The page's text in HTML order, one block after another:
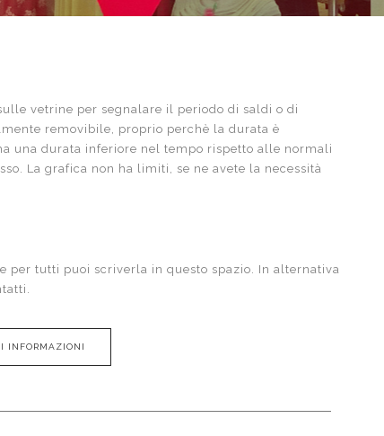
vetrine per segnalare il periodo di saldi o di
removibile, proprio perchè la durata è
una durata inferiore nel tempo rispetto alle normali
La grafica non ha limiti, se ne avete la necessità
per tutti puoi scriverla in questo spazio. In alternativa
.
INFORMAZIONI